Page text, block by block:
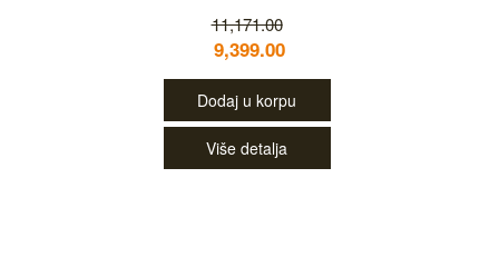
11,171.00
9,399.00
Dodaj u korpu
Više detalja